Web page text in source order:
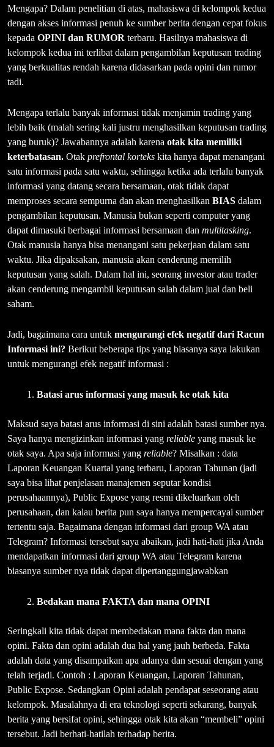
Mengapa? Dalam penelitian di atas, mahasiswa di kelompok kedua
dengan akses informasi penuh ke sumber berita dengan cepat fokus
kepada OPINI dan RUMOR terbaru. Hasilnya mahasiswa di
kelompok kedua ini terlibat dalam pengambilan keputusan trading
yang berkualitas rendah karena didasarkan pada opini dan rumor
tadi.
Mengapa terlalu banyak informasi tidak menjamin trading yang
lebih baik (malah sering kali justru menghasilkan keputusan trading
yang buruk)? Jawabannya adalah karena otak kita memiliki
keterbatasan. Otak prefrontal korteks kita hanya dapat menangani
satu informasi pada satu waktu, sehingga ketika ada terlalu banyak
informasi yang datang secara bersamaan, otak tidak dapat
memproses secara sempurna dan akan menghasilkan BIAS dalam
pengambilan keputusan. Manusia bukan seperti computer yang
dapat dimasuki berbagai informasi bersamaan dan multitasking.
Otak manusia hanya bisa menangani satu pekerjaan dalam satu
waktu. Jika dipaksakan, manusia akan cenderung memilih
keputusan yang salah. Dalam hal ini, seorang investor atau trader
akan cenderung mengambil keputusan salah dalam jual dan beli
saham.
Jadi, bagaimana cara untuk mengurangi efek negatif dari Racun
Informasi ini? Berikut beberapa tips yang biasanya saya lakukan
untuk mengurangi efek negatif informasi :
Batasi arus informasi yang masuk ke otak kita
Maksud saya batasi arus informasi di sini adalah batasi sumber nya.
Saya hanya mengizinkan informasi yang reliable yang masuk ke
otak saya. Apa saja informasi yang reliable? Misalkan : data
Laporan Keuangan Kuartal yang terbaru, Laporan Tahunan (jadi
saya bisa lihat penjelasan manajemen seputar kondisi
perusahaannya), Public Expose yang resmi dikeluarkan oleh
perusahaan, dan kalau berita pun saya hanya mempercayai sumber
tertentu saja. Bagaimana dengan informasi dari group WA atau
Telegram? Informasi tersebut saya abaikan, jadi hati-hati jika Anda
mendapatkan informasi dari group WA atau Telegram karena
biasanya sumber nya tidak dapat dipertanggungjawabkan
Bedakan mana FAKTA dan mana OPINI
Seringkali kita tidak dapat membedakan mana fakta dan mana
opini. Fakta dan opini adalah dua hal yang jauh berbeda. Fakta
adalah data yang disampaikan apa adanya dan sesuai dengan yang
telah terjadi. Contoh : Laporan Keuangan, Laporan Tahunan,
Public Expose. Sedangkan Opini adalah pendapat seseorang atau
kelompok. Masalahnya di era teknologi seperti sekarang, banyak
berita yang bersifat opini, sehingga otak kita akan “membeli” opini
tersebut. Jadi berhati-hatilah terhadap berita.